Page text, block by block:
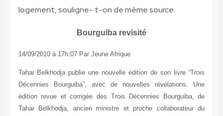
logement, souligne- t-on de même source.
Bourguiba revisité
14/09/2010 à 17h:07 Par Jeune Afrique
Tahar Belkhodja publie une nouvelle édition de son livre “Trois
Décennies Bourguiba”, avec de nouvelles révélations. Une
édition revue et corrigée des Trois Décennies Bourguiba, de
Tahar Belkhodja, ancien ministre et proche collaborateur du